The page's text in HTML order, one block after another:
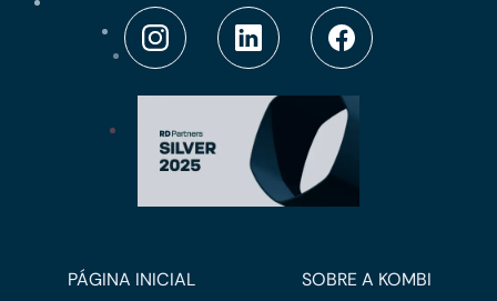
PÁGINA INICIAL
SOBRE A KOMBI